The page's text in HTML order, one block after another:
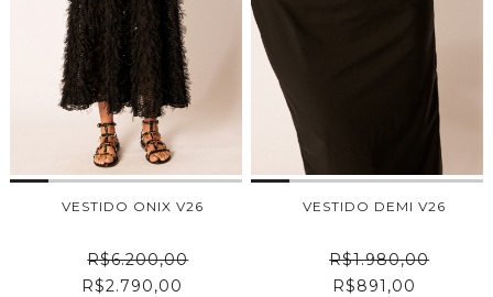
VESTIDO ONIX V26
R$6.200,00
R$2.790,00
VESTIDO DEMI V26
R$1.980,00
R$891,00